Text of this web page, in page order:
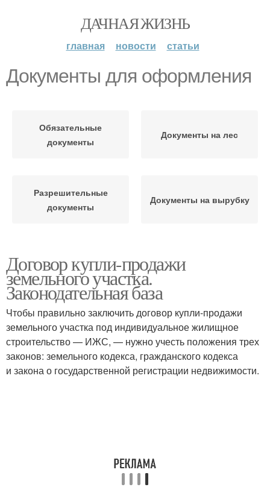
ДАЧНАЯ ЖИЗНЬ
главная новости статьи
Документы для оформления
Обязательные
документы
Документы на лес
Разрешительные
документы
Документы на вырубку
Договор купли-продажи
земельного участка.
Законодательная база
Чтобы правильно заключить договор купли-продажи
земельного участка под индивидуальное жилищное
строительство — ИЖС, — нужно учесть положения трех
законов: земельного кодекса, гражданского кодекса
и закона о государственной регистрации недвижимости.